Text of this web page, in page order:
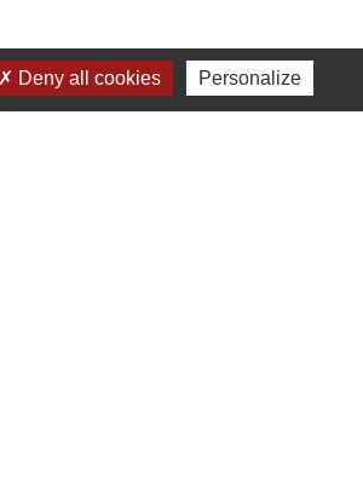
Voir tout
Deny all cookies Personalize